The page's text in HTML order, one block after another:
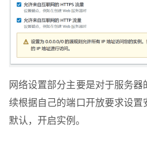
网络设置部分主要是对于服务
续根据自己的端口开放要求设
默认，开启实例。